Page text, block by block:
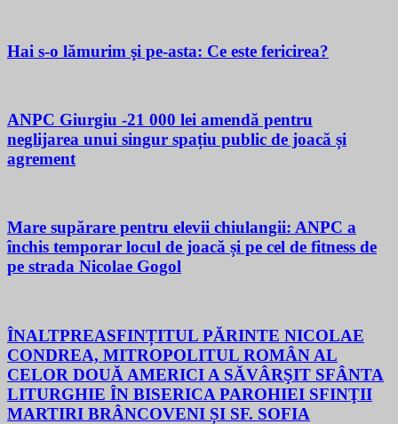
Hai s-o lămurim şi pe-asta: Ce este fericirea?
ANPC Giurgiu -21 000 lei amendă pentru
neglijarea unui singur spațiu public de joacă și
agrement
Mare supărare pentru elevii chiulangii: ANPC a
închis temporar locul de joacă și pe cel de fitness de
pe strada Nicolae Gogol
ÎNALTPREASFINȚITUL PĂRINTE NICOLAE
CONDREA, MITROPOLITUL ROMÂN AL
CELOR DOUĂ AMERICI A SĂVÂRŞIT SFÂNTA
LITURGHIE ÎN BISERICA PAROHIEI SFINŢII
MARTIRI BRÂNCOVENI ȘI SF. SOFIA